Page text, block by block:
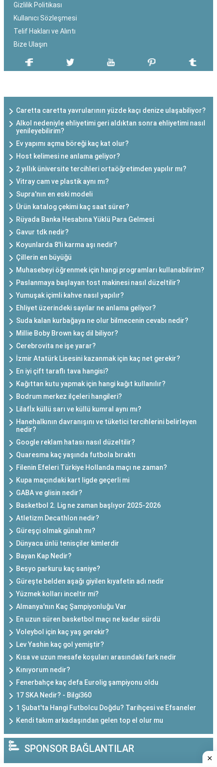
Gizlilik Politikası
Kullanıcı Sözleşmesi
Telif Hakları ve Alıntı
Bize Ulaşın
Caretta caretta yavrularının yüzde kaçı denize ulaşabiliyor?
Alkol nedeniyle ehliyetimi geri aldıktan sonra ehliyetimi nasıl
yenileyebilirim?
Ev yapımı açma böreği kaç kat olur?
Host kelimesi ne anlama geliyor?
2 yıllık üniversite tercihleri ortaöğretimden yapılır mı?
Vitray cam ve plastik aynı mı?
Supra'nın en eski modeli
Ürün katalog çekimi kaç saat sürer?
Rüyada Banka Hesabına Yüklü Para Gelmesi
Gavur tdk nedir?
Koyunlarda 8'li karma aşı nedir?
Çillerin en büyüğü
Muhasebeyi öğrenmek için hangi programları kullanabilirim?
Paslanmaya başlayan tost makinesi nasıl düzeltilir?
Yumuşak içimli kahve nasıl yapılır?
Ehliyet üzerindeki sayılar ne anlama geliyor?
Suda kalan kurbağaya ne olur bilmecenin cevabı nedir?
Millie Boby Brown kaç dil biliyor?
Cerebrovita ne işe yarar?
İzmir Atatürk Lisesini kazanmak için kaç net gerekir?
En iyi çift taraflı tava hangisi?
Kağıttan kutu yapmak için hangi kağıt kullanılır?
Bodrum merkez ilçeleri hangileri?
Lilafİx küllü sarı ve küllü kumral aynı mı?
Hanehalkının davranışını ve tüketici tercihlerini belirleyen
nedir?
Google reklam hatası nasıl düzeltilir?
Quaresma kaç yaşında futbola bıraktı
Filenin Efeleri Türkiye Hollanda maçı ne zaman?
Kupa maçındaki kart ligde geçerli mi
GABA ve glisin nedir?
Basketbol 2. Lig ne zaman başlıyor 2025-2026
Atletizm Decathlon nedir?
Güreşçi olmak günah mı?
Dünyaca ünlü tenisçiler kimlerdir
Bayan Kap Nedir?
Besyo parkuru kaç saniye?
Güreşte belden aşağı giyilen kıyafetin adı nedir
Yüzmek kolları inceltir mi?
Almanya'nın Kaç Şampiyonluğu Var
En uzun süren basketbol maçı ne kadar sürdü
Voleybol için kaç yaş gerekir?
Lev Yashin kaç gol yemiştir?
Kısa ve uzun mesafe koşuları arasındaki fark nedir
Kınıyorum nedir?
Fenerbahçe kaç defa Eurolig şampiyonu oldu
17 SKA Nedir? - Bilgi360
1 Şubat'ta Hangi Futbolcu Doğdu? Tarihçesi ve Efsaneler
Kendi takım arkadaşından gelen top el olur mu
SPONSOR BAĞLANTILAR